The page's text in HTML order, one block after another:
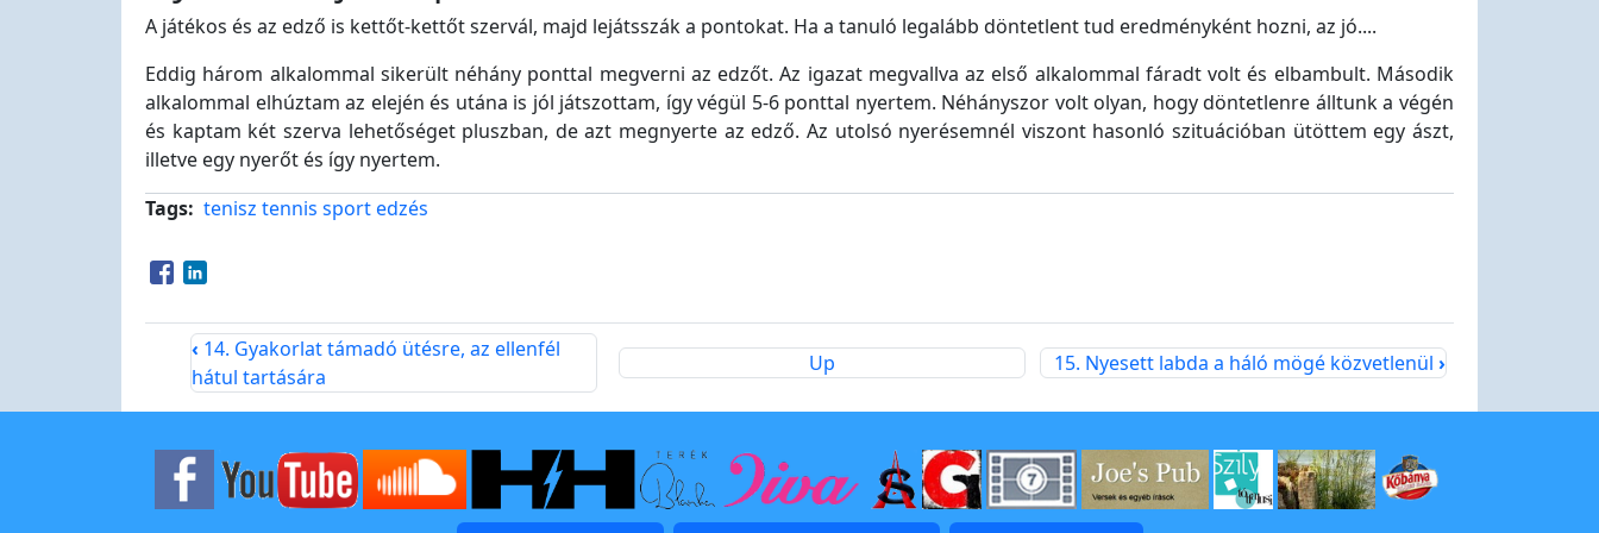
A játékos és az edző is kettőt-kettőt szervál, majd lejátsszák a pontokat. Ha a tanuló legalább döntetlent tud eredményként hozni, az jó....
Eddig három alkalommal sikerült néhány ponttal megverni az edzőt. Az igazat megvallva az első alkalommal fáradt volt és elbambult. Második
alkalommal elhúztam az elején és utána is jól játszottam, így végül 5-6 ponttal nyertem. Néhányszor volt olyan, hogy döntetlenre álltunk a végén
és kaptam két szerva lehetőséget pluszban, de azt megnyerte az edző. Az utolsó nyerésemnél viszont hasonló szituációban ütöttem egy ászt,
illetve egy nyerőt és így nyertem.
Tags tenisz tennis sportedzés
Opens in a new window
Opens in a new window
‹ 14. Gyakorlat támadó ütésre, az ellenfél
hátul tartására
Up 15. Nyesett labda a háló mögé közvetlenül ›